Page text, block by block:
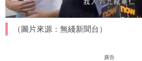
（圖片來源：無綫新聞台）
廣告